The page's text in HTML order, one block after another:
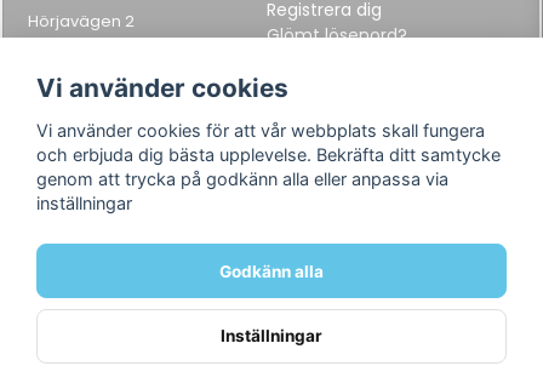
Hörjavägen 2
282 34 Tyringe, Sweden
E-post:info@pysseltagen.se
Registrera dig
Glömt lösenord?
Info
Varumärken
Om oss
Kontakt
Följ oss
Vi använder cookies
Vi använder cookies för att vår webbplats skall fungera
och erbjuda dig bästa upplevelse. Bekräfta ditt samtycke
genom att trycka på godkänn alla eller anpassa via
inställningar
Godkänn alla
Inställningar